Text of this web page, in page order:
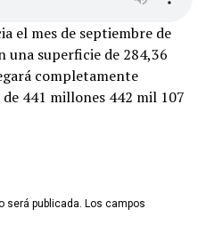
el mes de septiembre de
una superficie de 284,36
completamente
441 millones 442 mil 107
será publicada. Los campos